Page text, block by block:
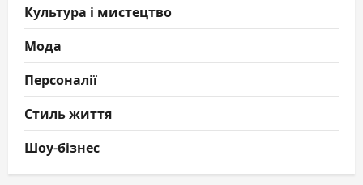
Культура і мистецтво
Мода
Персоналії
Стиль життя
Шоу-бізнес